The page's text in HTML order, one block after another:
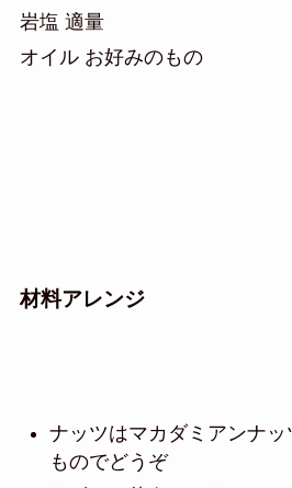
岩塩 適量
オイル お好みのもの
材料アレンジ
ナッツはマカダミアンナ
ものでどうぞ